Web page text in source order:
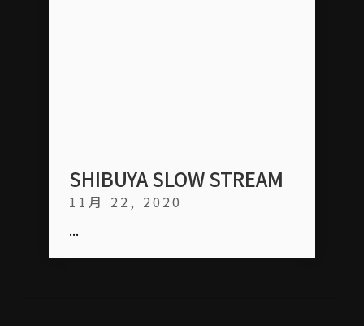
SHIBUYA SLOW STREAM
11月 22, 2020
...